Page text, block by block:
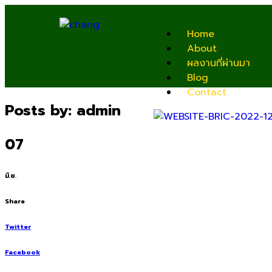
Home
About
ผลงานที่ผ่านมา
Blog
Contact
Posts by: admin
07
มิ.ย.
Share
Twitter
Facebook